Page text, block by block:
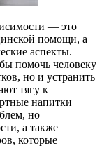
— это
помощи, а
аспекты.
помочь человеку
но и устранить
тягу к
напитки
но
а также
которые